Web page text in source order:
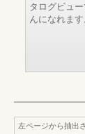
タログビュ
んになれます
左ページから抽出